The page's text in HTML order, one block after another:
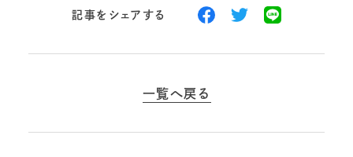
記事をシェアする
一覧へ戻る